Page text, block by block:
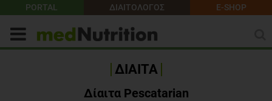
PORTAL ΔΙΑΙΤΟΛΟΓΟΣ E-SHOP
ΔΙΑΙΤΑ
Δίαιτα Pescatarian